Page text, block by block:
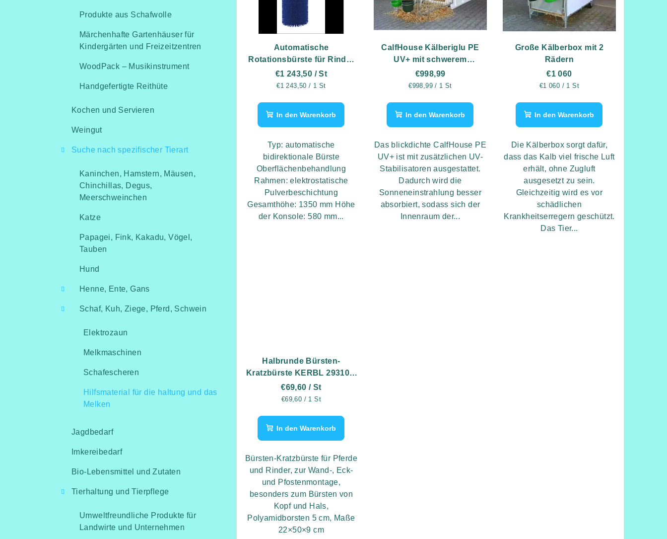
Produkte aus Schafwolle
Märchenhafte Gartenhäuser für
Kindergärten und Freizeitzentren
WoodPack – Musikinstrument
Handgefertigte Reithüte
Kochen und Servieren
Weingut
Suche nach spezifischer Tierart
Kaninchen, Hamstern, Mäusen,
Chinchillas, Degus,
Meerschweinchen
Katze
Papagei, Fink, Kakadu, Vögel,
Tauben
Hund
Henne, Ente, Gans
Schaf, Kuh, Ziege, Pferd, Schwein
Elektrozaun
Melkmaschinen
Schafescheren
Hilfsmaterial für die haltung und das
Melken
Jagdbedarf
Imkereibedarf
Bio-Lebensmittel und Zutaten
Tierhaltung und Tierpflege
Umweltfreundliche Produkte für
Landwirte und Unternehmen
r
n
g
e
u
t
Automatische
Rotationsbürste für Rinder
(220V, 0,18 kW)
€1 243,50 / St
Verkaufspreis:
€1 243,50 / 1 St
In den Warenkorb
Typ: automatische
bidirektionale Bürste
Oberflächenbehandlung
Rahmen: elektrostatische
Pulverbeschichtung
Gesamthöhe: 1350 mm Höhe
der Konsole: 580 mm...
CalfHouse Kälberiglu PE
UV+ mit schwerem
Gitterzaun
€998,99
Verkaufspreis:
€998,99 / 1 St
In den Warenkorb
Das blickdichte CalfHouse PE
UV+ ist mit zusätzlichen UV-
Stabilisatoren ausgestattet.
Dadurch wird die
Sonneneinstrahlung besser
absorbiert, sodass sich der
Innenraum der...
Große Kälberbox mit 2
Rädern
€1 060
Verkaufspreis:
€1 060 / 1 St
In den Warenkorb
Die Kälberbox sorgt dafür,
dass das Kalb viel frische Luft
erhält, ohne Zugluft
ausgesetzt zu sein.
Gleichzeitig wird es vor
schädlichen
Krankheitserregern geschützt.
Das Tier...
Halbrunde Bürsten-
Kratzbürste KERBL 293100,
22×50×9 cm
€69,60/ St
Verkaufspreis:
€69,60 / 1 St
In den Warenkorb
Bürsten-Kratzbürste für Pferde
und Rinder, zur Wand-, Eck-
und Pfostenmontage,
besonders zum Bürsten von
Kopf und Hals,
Polyamidborsten 5 cm, Maße
22×50×9 cm